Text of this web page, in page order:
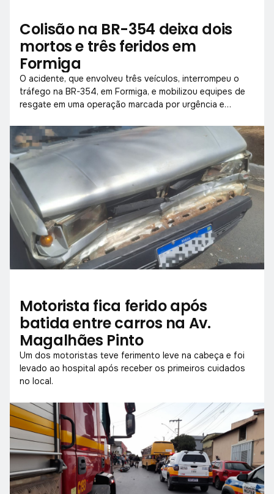
Colisão na BR-354 deixa dois
mortos e três feridos em
Formiga
O acidente, que envolveu três veículos, interrompeu o
tráfego na BR-354, em Formiga, e mobilizou equipes de
resgate em uma operação marcada por urgência e
Motorista fica ferido após
batida entre carros na Av.
Magalhães Pinto
Um dos motoristas teve ferimento leve na cabeça e foi
levado ao hospital após receber os primeiros cuidados
no local.